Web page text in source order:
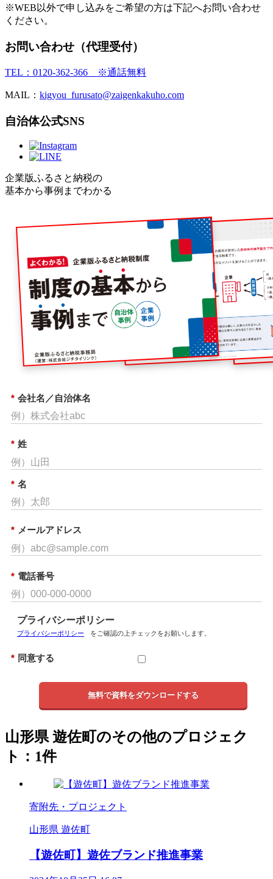
※WEB以外で申し込みをご希望の方は下記へお問い合わせ
ください。
お問い合わせ（代理受付）
TEL：0120-362-366 ※通話無料
MAIL： kigyou_furusato@zaigenkakuho.com
自治体公式SNS
企業版ふるさと納税の
基本から事例までわかる
* 会社名／自治体名
* 姓
* 名
* メールアドレス
* 電話番号
プライバシーポリシー
プライバシーポリシー をご確認の上チェックをお願いします。
* 同意する
無料で資料をダウンロードする
山形県 遊佐町のその他のプロジェク
ト：1件
寄附先・プロジェクト
山形県 遊佐町
【遊佐町】遊佐ブランド推進事業